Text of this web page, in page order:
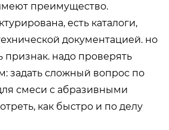
преимущество.
есть каталоги,
документацией. но
признак. надо проверять
задать сложный вопрос по
смеси с абразивными
как быстро и по делу